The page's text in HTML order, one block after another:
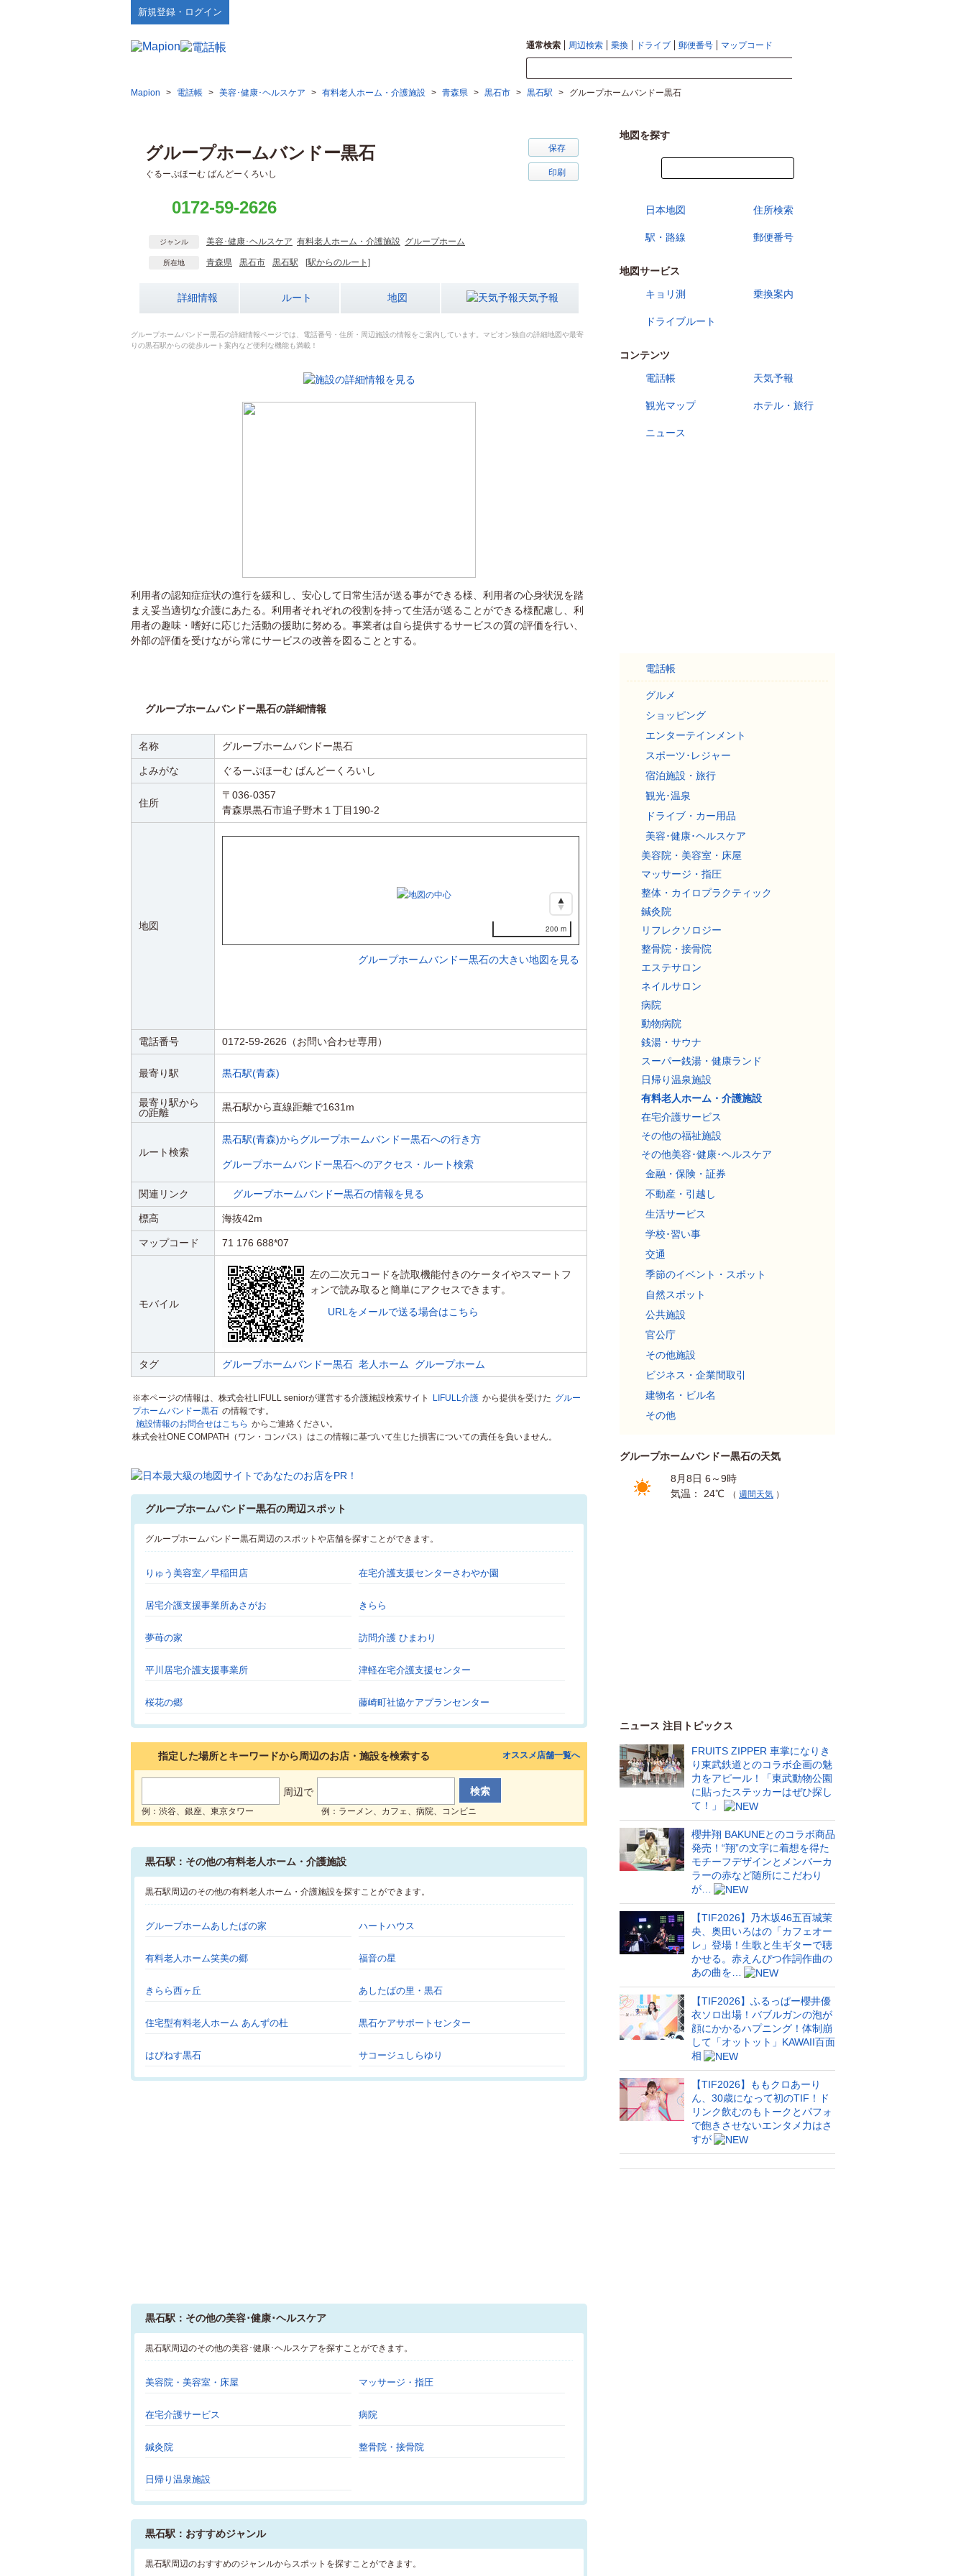
新規登録・ログイン
通常検索 周辺検索 乗換 ドライブ 郵便番号 マップコード
Mapion > 電話帳 > 美容･健康･ヘルスケア > 有料老人ホーム・介護施設 > 青森県 > 黒石市 > 黒石駅 > グループホームバンドー黒石
グループホームバンドー黒石
ぐるーぷほーむ ばんどーくろいし
保存
印刷
0172-59-2626
ジャンル 美容･健康･ヘルスケア 有料老人ホーム・介護施設 グループホーム
所在地 青森県 黒石市 黒石駅 [駅からのルート]
詳細情報 ルート 地図 天気予報
グループホームバンドー黒石の詳細情報ページでは、電話番号・住所・周辺施設の情報をご案内しています。マピオン独自の詳細地図や最寄
りの黒石駅からの徒歩ルート案内など便利な機能も満載！
利用者の認知症症状の進行を緩和し、安心して日常生活が送る事ができる様、利用者の心身状況を踏
まえ妥当適切な介護にあたる。利用者それぞれの役割を持って生活が送ることができる様配慮し、利
用者の趣味・嗜好に応じた活動の援助に努める。事業者は自ら提供するサービスの質の評価を行い、
外部の評価を受けながら常にサービスの改善を図ることとする。
グループホームバンドー黒石の詳細情報
名称 グループホームバンドー黒石
よみがな ぐるーぷほーむ ばんどーくろいし
住所
〒036-0357
青森県黒石市追子野木１丁目190-2
地図 200 m
グループホームバンドー黒石の大きい地図を見る
電話番号 0172-59-2626（お問い合わせ専用）
最寄り駅 黒石駅(青森)
最寄り駅から
の距離
黒石駅から直線距離で1631m
ルート検索
黒石駅(青森)からグループホームバンドー黒石への行き方
グループホームバンドー黒石へのアクセス・ルート検索
関連リンク グループホームバンドー黒石の情報を見る
標高 海抜42m
マップコード 71 176 688*07
モバイル
左の二次元コードを読取機能付きのケータイやスマートフ
ォンで読み取ると簡単にアクセスできます。
URLをメールで送る場合はこちら
タグ グループホームバンドー黒石 老人ホーム グループホーム
※本ページの情報は、株式会社LIFULL seniorが運営する介護施設検索サイト LIFULL介護 から提供を受けた グルー
プホームバンドー黒石 の情報です。
施設情報のお問合せはこちら からご連絡ください。
株式会社ONE COMPATH（ワン・コンパス）はこの情報に基づいて生じた損害についての責任を負いません。
グループホームバンドー黒石の周辺スポット
グループホームバンドー黒石周辺のスポットや店舗を探すことができます。
りゅう美容室／早稲田店 在宅介護支援センターさわやか園
居宅介護支援事業所あさがお きらら
夢苺の家 訪問介護 ひまわり
平川居宅介護支援事業所 津軽在宅介護支援センター
桜花の郷 藤崎町社協ケアプランセンター
指定した場所とキーワードから周辺のお店・施設を検索する
周辺で
例：渋谷、銀座、東京タワー 例：ラーメン、カフェ、病院、コンビニ
オススメ店舗一覧へ
黒石駅：その他の有料老人ホーム・介護施設
黒石駅周辺のその他の有料老人ホーム・介護施設を探すことができます。
グループホームあしたばの家 ハートハウス
有料老人ホーム笑美の郷 福音の星
きらら西ヶ丘 あしたばの里・黒石
住宅型有料老人ホーム あんずの杜 黒石ケアサポートセンター
はぴねす黒石 サコージュしらゆり
黒石駅：その他の美容･健康･ヘルスケア
黒石駅周辺のその他の美容･健康･ヘルスケアを探すことができます。
美容院・美容室・床屋 マッサージ・指圧
在宅介護サービス 病院
鍼灸院 整骨院・接骨院
日帰り温泉施設
黒石駅：おすすめジャンル
黒石駅周辺のおすすめのジャンルからスポットを探すことができます。
地図を探す
日本地図 住所検索
駅・路線 郵便番号
地図サービス
キョリ測
乗換案内
ドライブルート
コンテンツ
電話帳
天気予報
観光マップ ホテル・旅行
ニュース
電話帳
グルメ
ショッピング
エンターテインメント
スポーツ･レジャー
宿泊施設・旅行
観光･温泉
ドライブ・カー用品
美容･健康･ヘルスケア
美容院・美容室・床屋
マッサージ・指圧
整体・カイロプラクティック
鍼灸院
リフレクソロジー
整骨院・接骨院
エステサロン
ネイルサロン
病院
動物病院
銭湯・サウナ
スーパー銭湯・健康ランド
日帰り温泉施設
有料老人ホーム・介護施設
在宅介護サービス
その他の福祉施設
その他美容･健康･ヘルスケア
金融・保険・証券
不動産・引越し
生活サービス
学校･習い事
交通
季節のイベント・スポット
自然スポット
公共施設
官公庁
その他施設
ビジネス・企業間取引
建物名・ビル名
その他
グループホームバンドー黒石の天気
8月8日 6～9時
気温： 24℃
（ 週間天気 ）
ニュース 注目トピックス
FRUITS ZIPPER 車掌になりき
り東武鉄道とのコラボ企画の魅
力をアピール！「東武動物公園
に貼ったステッカーはぜひ探し
て！」
櫻井翔 BAKUNEとのコラボ商品
発売！“翔”の文字に着想を得た
モチーフデザインとメンバーカ
ラーの赤など随所にこだわり
が…
【TIF2026】乃木坂46五百城茉
央、奥田いろはの「カフェオー
レ」登場！生歌と生ギターで聴
かせる。赤えんぴつ作詞作曲の
あの曲を…
【TIF2026】ふるっぱー櫻井優
衣ソロ出場！バブルガンの泡が
顔にかかるハプニング！体制崩
して「オットット」KAWAII百面
相
【TIF2026】ももクロあーり
ん、30歳になって初のTIF！ド
リンク飲むのもトークとパフォ
で飽きさせないエンタメ力はさ
すが